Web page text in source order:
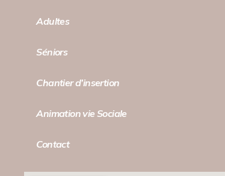
Adultes
Séniors
Chantier d’insertion
Animation vie Sociale
Contact